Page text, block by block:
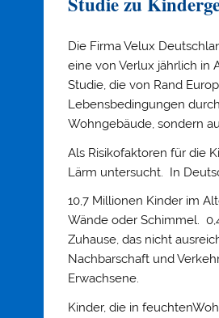
Die Firma Velux
eine von Verlux jährlich in
Studie, die von Rand
Lebensbedingungen
Wohngebäude, sondern
Als Risikofaktoren für die
Lärm untersucht. In
10,7 Millionen Kinder im
Wände oder Schimmel.
Zuhause, das nicht
Nachbarschaft und
Erwachsene.
Kinder, die in